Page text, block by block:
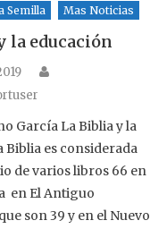
Semilla Mas Noticias
la educación
García La Biblia y la
Biblia es considerada
de varios libros 66 en
en El Antiguo
son 39 y en el Nuevo